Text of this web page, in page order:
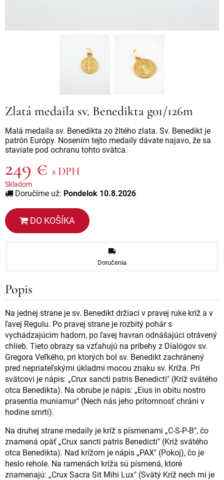
Zlatá medaila sv. Benedikta g01/126m
Malá medaila sv. Benedikta zo žltého zlata. Sv. Benedikt je
patrón Európy. Nosením tejto medaily dávate najavo, že sa
staviate pod ochranu tohto svätca.
249 € s DPH
Skladom
Doručíme už: Pondelok 10.8.2026
DO KOŠÍKA
Doručenia
Popis
Na jednej strane je sv. Benedikt držiaci v pravej ruke kríž a v
ľavej Regulu. Po pravej strane je rozbitý pohár s
vychádzajúcim hadom, po ľavej havran odnášajúci otrávený
chlieb. Tieto obrazy sa vzťahujú na príbehy z Dialógov sv.
Gregora Veľkého, pri ktorých bol sv. Benedikt zachránený
pred nepriateľskými úkladmi mocou znaku sv. Kríža. Pri
svätcovi je nápis: „Crux sancti patris Benedicti" (Kríž svätého
otca Benedikta). Na obrube je nápis: „Eius in obitu nostro
prasentia muniamur" (Nech nás jeho prítomnosť chráni v
hodine smrti).
Na druhej strane medaily je kríž s písmenami „C-S-P-B", čo
znamená opäť „Crux sancti patris Benedicti" (Kríž svätého
otca Benedikta). Nad krížom je nápis „PAX" (Pokoj), čo je
heslo rehole. Na ramenách kríža sú písmená, ktoré
znamenajú: „Crux Sacra Sit Mihi Lux" (Svätý Kríž nech mi je